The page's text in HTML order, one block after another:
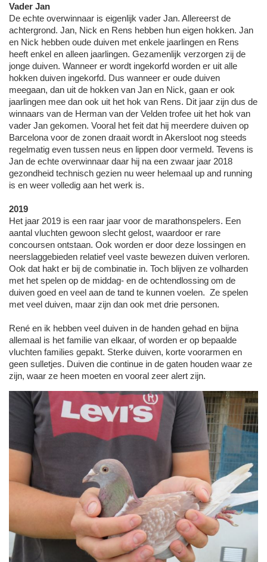
Vader Jan
De echte overwinnaar is eigenlijk vader Jan. Allereerst de
achtergrond. Jan, Nick en Rens hebben hun eigen hokken. Jan
en Nick hebben oude duiven met enkele jaarlingen en Rens
heeft enkel en alleen jaarlingen. Gezamenlijk verzorgen zij de
jonge duiven. Wanneer er wordt ingekorfd worden er uit alle
hokken duiven ingekorfd. Dus wanneer er oude duiven
meegaan, dan uit de hokken van Jan en Nick, gaan er ook
jaarlingen mee dan ook uit het hok van Rens. Dit jaar zijn dus de
winnaars van de Herman van der Velden trofee uit het hok van
vader Jan gekomen. Vooral het feit dat hij meerdere duiven op
Barcelona voor de zonen draait wordt in Akersloot nog steeds
regelmatig even tussen neus en lippen door vermeld. Tevens is
Jan de echte overwinnaar daar hij na een zwaar jaar 2018
gezondheid technisch gezien nu weer helemaal up and running
is en weer volledig aan het werk is.
2019
Het jaar 2019 is een raar jaar voor de marathonspelers. Een
aantal vluchten gewoon slecht gelost, waardoor er rare
concoursen ontstaan. Ook worden er door deze lossingen en
neerslaggebieden relatief veel vaste bewezen duiven verloren.
Ook dat hakt er bij de combinatie in. Toch blijven ze volharden
met het spelen op de middag- en de ochtendlossing om de
duiven goed en veel aan de tand te kunnen voelen. Ze spelen
met veel duiven, maar zijn dan ook met drie personen.
René en ik hebben veel duiven in de handen gehad en bijna
allemaal is het familie van elkaar, of worden er op bepaalde
vluchten families gepakt. Sterke duiven, korte voorarmen en
geen sulletjes. Duiven die continue in de gaten houden waar ze
zijn, waar ze heen moeten en vooral zeer alert zijn.